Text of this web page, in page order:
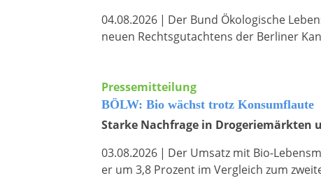
04.08.2026 | Der Bund Ökologische
neuen Rechtsgutachtens der Berliner
Pressemitteilung
BÖLW: Bio wächst trotz Konsumflaute
Starke Nachfrage in Drogeriemärkten
03.08.2026 | Der Umsatz mit Bio-
er um 3,8 Prozent im Vergleich zum